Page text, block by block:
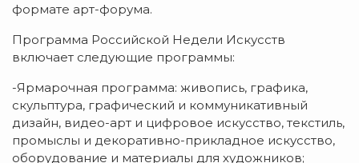
формате арт-форума.
Программа Российской Недели Искусств
включает следующие программы:
-Ярмарочная программа: живопись, графика,
скульптура, графический и коммуникативный
дизайн, видео-арт и цифровое искусство, текстиль,
промыслы и декоративно-прикладное искусство,
оборудование и материалы для художников;